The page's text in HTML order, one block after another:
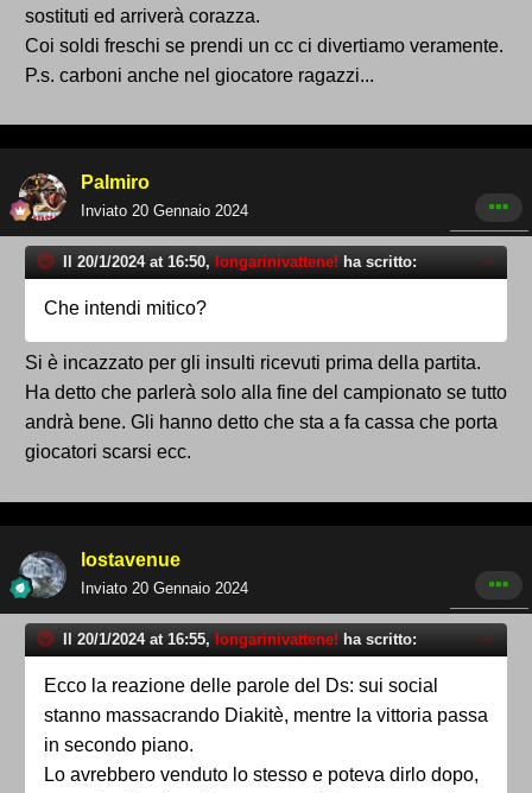
sostituti ed arriverà corazza.
Coi soldi freschi se prendi un cc ci divertiamo veramente.
P.s. carboni anche nel giocatore ragazzi...
Palmiro
Inviato 20 Gennaio 2024
Il 20/1/2024 at 16:50, longarinivattene! ha scritto:
Che intendi mitico?
Si è incazzato per gli insulti ricevuti prima della partita.
Ha detto che parlerà solo alla fine del campionato se tutto
andrà bene. Gli hanno detto che sta a fa cassa che porta
giocatori scarsi ecc.
lostavenue
Inviato 20 Gennaio 2024
Il 20/1/2024 at 16:55, longarinivattene! ha scritto:
Ecco la reazione delle parole del Ds: sui social
stanno massacrando Diakitè, mentre la vittoria passa
in secondo piano.
Lo avrebbero venduto lo stesso e poteva dirlo dopo,